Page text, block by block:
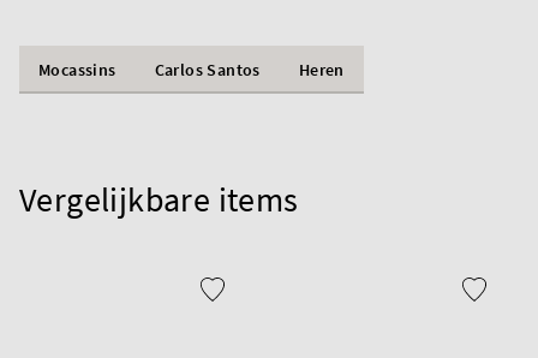
Mocassins Carlos Santos Heren
Vergelijkbare items